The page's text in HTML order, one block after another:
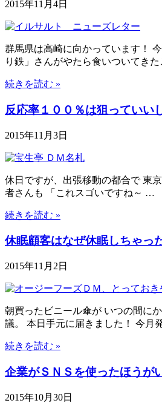
2015年11月4日
群馬県は高崎に向かっています！
り鉄」さんがやたら食いついてき
続きを読む »
反応率１００％は狙っていい
2015年11月3日
休日ですが、出張移動の都合で 東
者さんも 「これスゴいですね～ …
続きを読む »
休眠顧客はなぜ休眠しちゃっ
2015年11月2日
朝買ったビニール傘が いつの間に
議。 本日手元に届きました！ 今月
続きを読む »
企業がＳＮＳを使ったほうが
2015年10月30日